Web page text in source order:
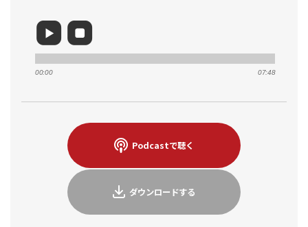
00:00 07:48
Podcastで聴く
ダウンロードする